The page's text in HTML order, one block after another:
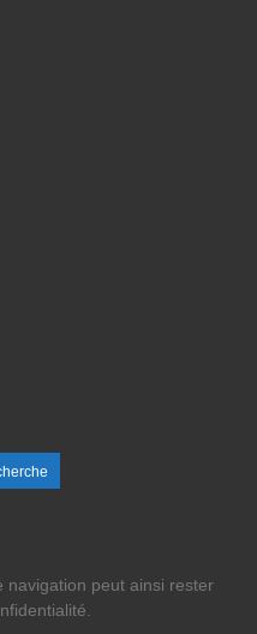
navigation peut ainsi rester